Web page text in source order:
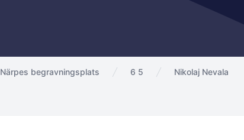
Närpes begravningsplats 6 5 Nikolaj Nevala